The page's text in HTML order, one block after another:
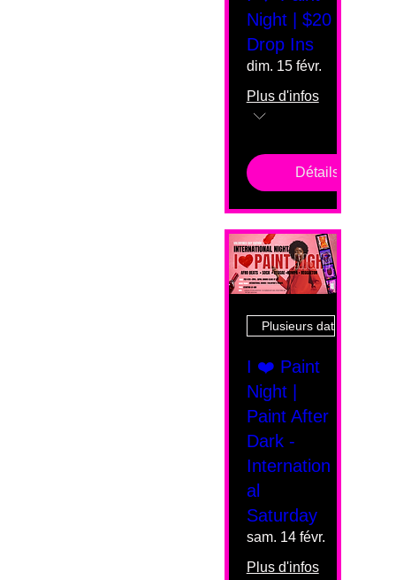
Night | $20
Drop Ins
dim. 15 févr.
Plus d'infos
Détails
Plusieurs dates
I ❤️ Paint
Night |
Paint After
Dark -
Internation
al
Saturday
sam. 14 févr.
Plus d'infos